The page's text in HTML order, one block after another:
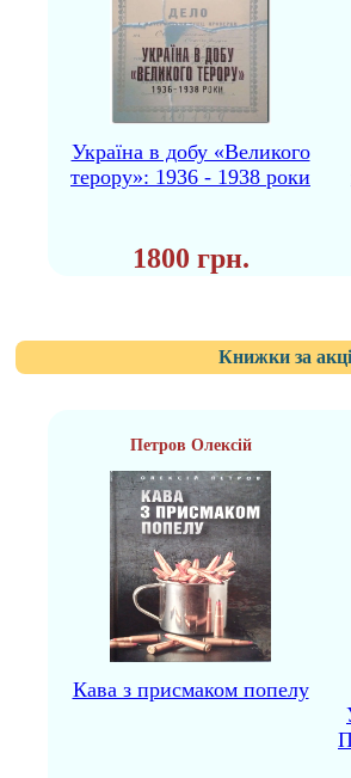
Україна в добу «Великого
терору»: 1936 - 1938 роки
1800 грн.
Книжки за
Петров Олексій
Кава з присмаком попелу